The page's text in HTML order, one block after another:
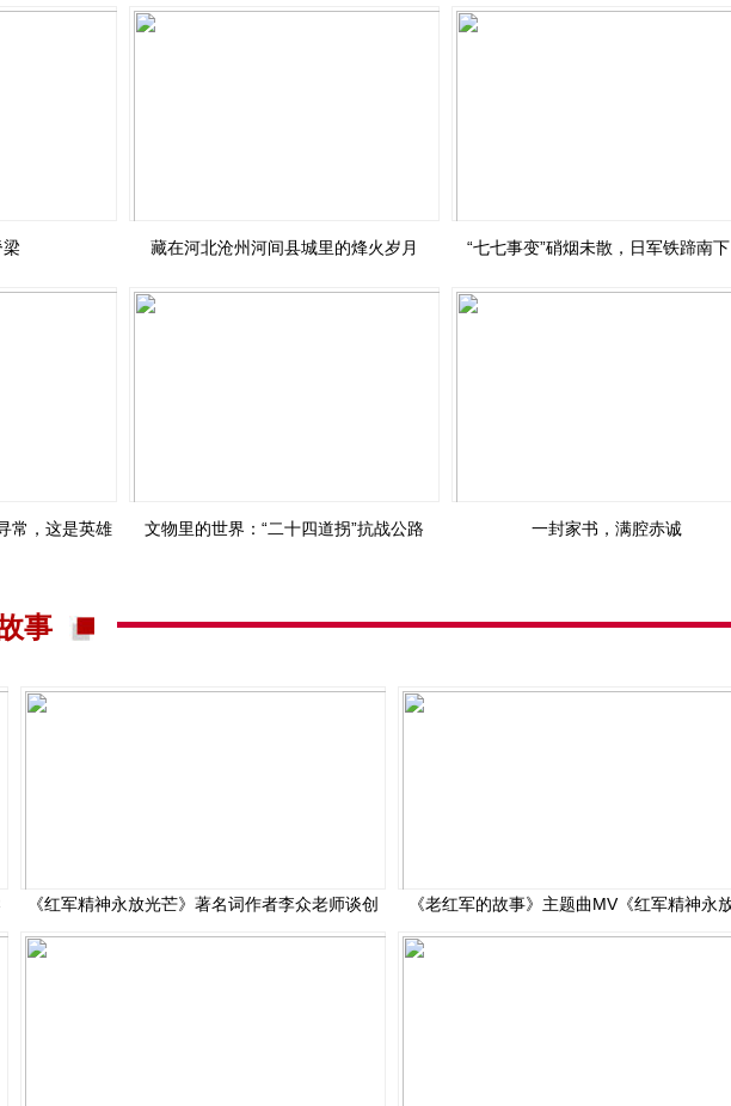
梁 藏在河北沧州河间县城里的烽火岁月 “七七事变”硝烟未散，日军铁蹄南
常，这是英雄 文物里的世界：“二十四道拐”抗战公路 一封家书，满腔赤诚
事
《红军精神永放光芒》著名词作者李众老师谈创 《老红军的故事》主题曲MV《红军精神永